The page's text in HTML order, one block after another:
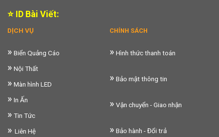
⭐ ID Bài Viết:
DỊCH VỤ
» Biển Quảng Cáo
» Nội Thất
» Màn hình LED
» In Ấn
» Tin Tức
» Liên Hệ
CHÍNH SÁCH
» Hình thức thanh toán
» Bảo mật thông tin
» Vận chuyển - Giao nhận
» Bảo hành - Đổi trả